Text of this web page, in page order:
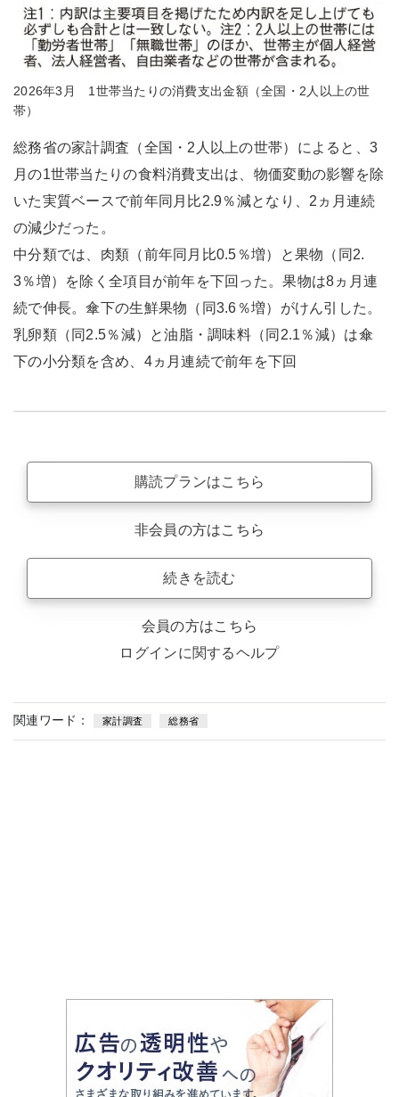
2026年3月 1世帯当たりの消費支出金額（全国・2人以上の世
帯）
総務省の家計調査（全国・2人以上の世帯）によると、3
月の1世帯当たりの食料消費支出は、物価変動の影響を除
いた実質ベースで前年同月比2.9％減となり、2ヵ月連続
の減少だった。
中分類では、肉類（前年同月比0.5％増）と果物（同2.
3％増）を除く全項目が前年を下回った。果物は8ヵ月連
続で伸長。傘下の生鮮果物（同3.6％増）がけん引した。
乳卵類（同2.5％減）と油脂・調味料（同2.1％減）は傘
下の小分類を含め、4ヵ月連続で前年を下回
購読プランはこちら
非会員の方はこちら
続きを読む
会員の方はこちら
ログインに関するヘルプ
関連ワード： 家計調査 総務省